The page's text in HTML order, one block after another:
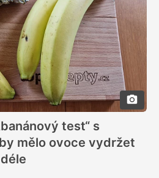
test“ s
mělo ovoce vydržet